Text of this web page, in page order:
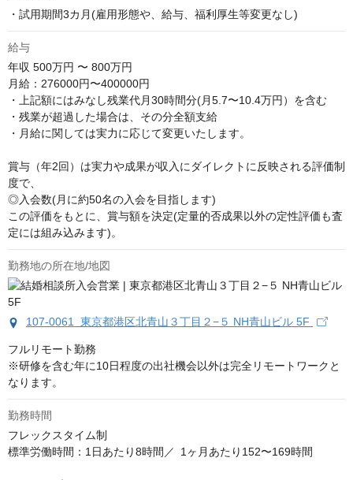
・試用期間3カ月(雇用形態や、給与、福利厚生等変更なし)
給与
年収 500万円 〜 800万円
月給：276000円〜400000円
・上記額にはみなし残業代月30時間分(月5.7〜10.4万円）を含む
・残業が超過した場合は、その分全額支給
・月給に関しては実力に応じて変更いたします。
賞与（年2回）は実力や成果が収入にダイレクトに反映される評価制
度で、
◎入会数(月に約50名の入会を目指します)
この評価をもとに、賞与額を決定(定量的否成果以外の定性評価も査
定には組み込みます)。
勤務地の所在地/地図
107-0061 東京都港区北青山３丁目２−５ NH青山ビル 5F
フルリモート勤務
※研修を含む年に10日程度の出社機会以外は完全リモートワークと
なります。
勤務時間
フレックスタイム制
標準労働時間：1日あたり8時間／ 1ヶ月あたり152〜169時間